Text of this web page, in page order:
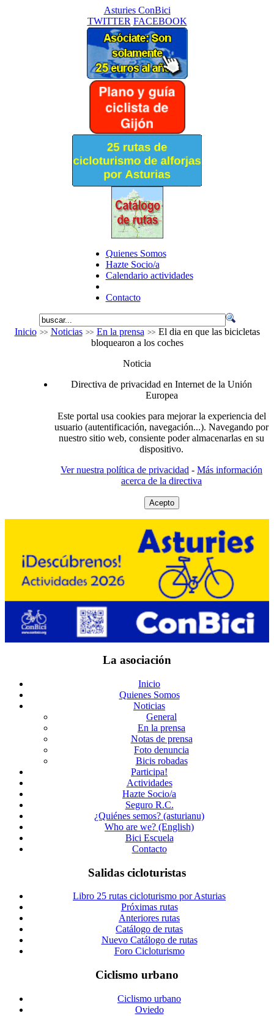
Asturies ConBici
TWITTER FACEBOOK
Quienes Somos
Hazte Socio/a
Calendario actividades
Contacto
Inicio Noticias En la prensa
El dia en que las bicicletas
bloquearon a los coches
Noticia
Directiva de privacidad en Internet de la Unión
Europea
Este portal usa cookies para mejorar la experiencia del
usuario (autentificación, navegación...). Navegando por
nuestro sitio web, consiente poder almacenarlas en su
dispositivo.
Ver nuestra política de privacidad - Más información
acerca de la directiva
Acepto
La asociación
Inicio
Quienes Somos
Noticias
General
En la prensa
Notas de prensa
Foto denuncia
Bicis robadas
Participa!
Actividades
Hazte Socio/a
Seguro R.C.
¿Quiénes semos? (asturianu)
Who are we? (English)
Bici Escuela
Contacto
Salidas cicloturistas
Libro 25 rutas cicloturismo por Asturias
Próximas rutas
Anteriores rutas
Catálogo de rutas
Nuevo Catálogo de rutas
Foro Cicloturismo
Ciclismo urbano
Ciclismo urbano
Oviedo